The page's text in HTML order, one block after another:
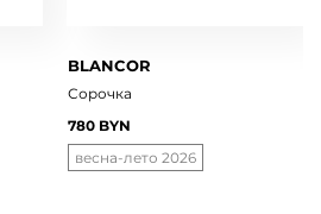
BLANCOR
Сорочка
780 BYN
весна-лето 2026